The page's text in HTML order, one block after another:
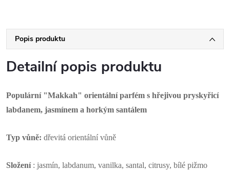
Popis produktu
Detailní popis produktu
Populární "Makkah" orientální parfém s hřejivou pryskyřicí
labdanem, jasmínem a horkým santálem
Typ vůně: dřevitá orientální vůně
Složení: jasmín, labdanum, vanilka, santal, citrusy, bílé pižmo